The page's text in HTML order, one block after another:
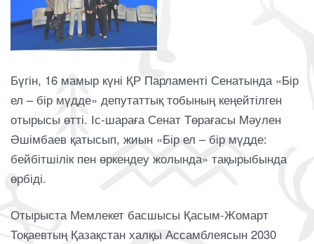
Бүгін, 16 мамыр күні ҚР Парламенті Сенатында «Бір
ел – бір мүдде» депутаттық тобының кеңейтілген
отырысы өтті. Іс-шараға Сенат Төрағасы Мәулен
Әшімбаев қатысып, жиын «Бір ел – бір мүдде:
бейбітшілік пен өркендеу жолында» тақырыбында
өрбіді.
Отырыста Мемлекет басшысы Қасым-Жомарт
Тоқаевтың Қазақстан халқы Ассамблеясын 2030